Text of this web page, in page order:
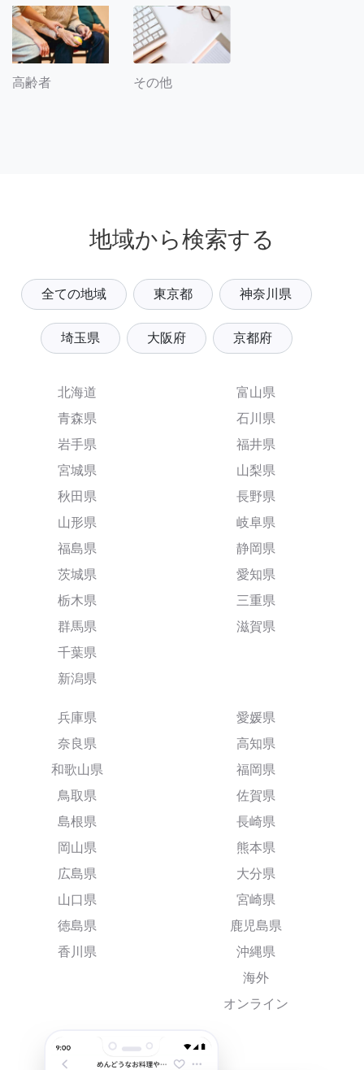
高齢者 その他
地域から検索する
全ての地域 東京都 神奈川県
埼玉県 大阪府 京都府
北海道
青森県
岩手県
宮城県
秋田県
山形県
福島県
茨城県
栃木県
群馬県
千葉県
新潟県
富山県
石川県
福井県
山梨県
長野県
岐阜県
静岡県
愛知県
三重県
滋賀県
兵庫県
奈良県
和歌山県
鳥取県
島根県
岡山県
広島県
山口県
徳島県
香川県
愛媛県
高知県
福岡県
佐賀県
長崎県
熊本県
大分県
宮崎県
鹿児島県
沖縄県
海外
オンライン